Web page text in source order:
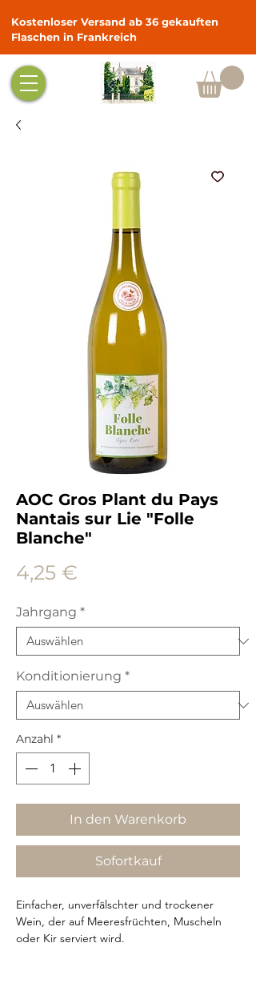
Kostenloser Versand ab 36 gekauften
Flaschen in Frankreich
AOC Gros Plant du Pays
Nantais sur Lie "Folle
Blanche"
4,25 €
Jahrgang *
Konditionierung *
Anzahl *
In den Warenkorb
Sofortkauf
Einfacher, unverfälschter und trockener
Wein, der auf Meeresfrüchten, Muscheln
oder Kir serviert wird.